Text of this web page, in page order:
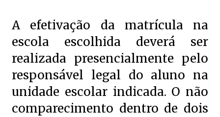
A efetivação da matrícula na
escola escolhida deverá ser
realizada presencialmente pelo
responsável legal do aluno na
unidade escolar indicada. O não
comparecimento dentro de dois